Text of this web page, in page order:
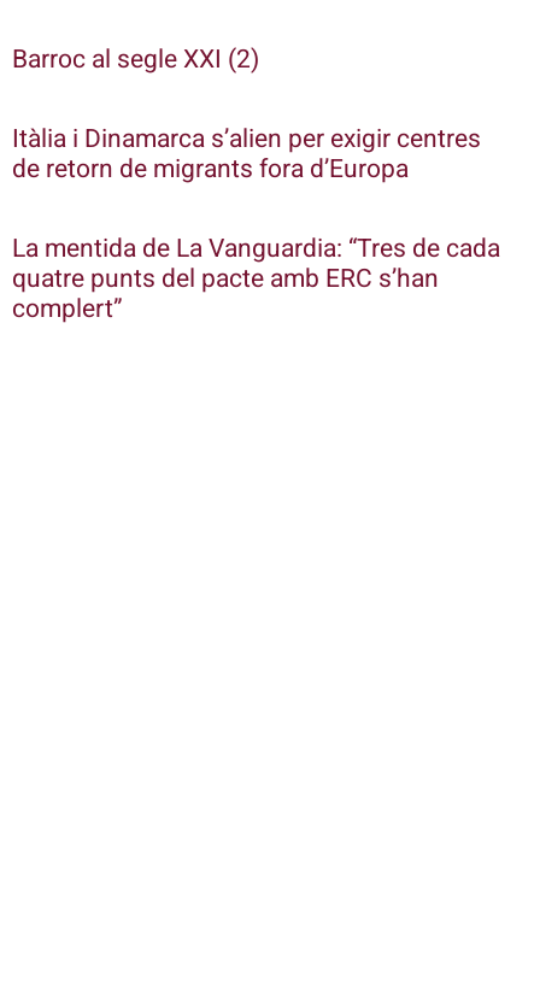
Barroc al segle XXI (2)
Itàlia i Dinamarca s’alien per exigir centres
de retorn de migrants fora d’Europa
La mentida de La Vanguardia: “Tres de cada
quatre punts del pacte amb ERC s’han
complert”